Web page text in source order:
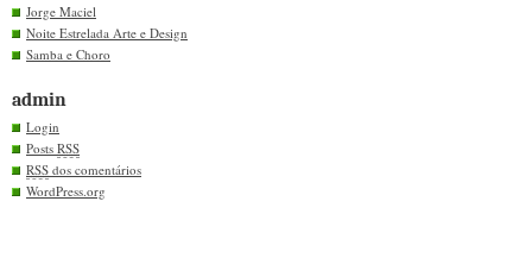
Jorge Maciel
Noite Estrelada Arte e Design
Samba e Choro
admin
Login
Posts RSS
RSS dos comentários
WordPress.org